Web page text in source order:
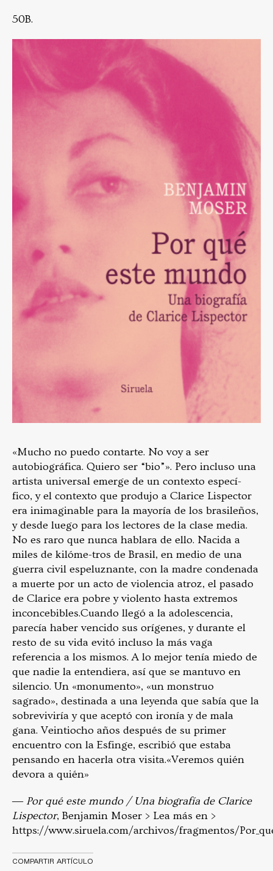
50B.
«Mucho no puedo contarte. No voy a ser
autobiográfica. Quiero ser “bio”». Pero incluso una
artista universal emerge de un contexto especí-
fico, y el contexto que produjo a Clarice Lispector
era inimaginable para la mayoría de los brasileños,
y desde luego para los lectores de la clase media.
No es raro que nunca hablara de ello. Nacida a
miles de kilóme-tros de Brasil, en medio de una
guerra civil espeluznante, con la madre condenada
a muerte por un acto de violencia atroz, el pasado
de Clarice era pobre y violento hasta extremos
inconcebibles.Cuando llegó a la adolescencia,
parecía haber vencido sus orígenes, y durante el
resto de su vida evitó incluso la más vaga
referencia a los mismos. A lo mejor tenía miedo de
que nadie la entendiera, así que se mantuvo en
silencio. Un «monumento», «un monstruo
sagrado», destinada a una leyenda que sabía que la
sobreviviría y que aceptó con ironía y de mala
gana. Veintiocho años después de su primer
encuentro con la Esfinge, escribió que estaba
pensando en hacerla otra visita.«Veremos quién
devora a quién»
―Por qué este mundo / Una biografía de Clarice
Lispector, Benjamin Moser > Lea más en >
https://www.siruela.com/archivos/fragmentos/
COMPARTIR ARTÍCULO